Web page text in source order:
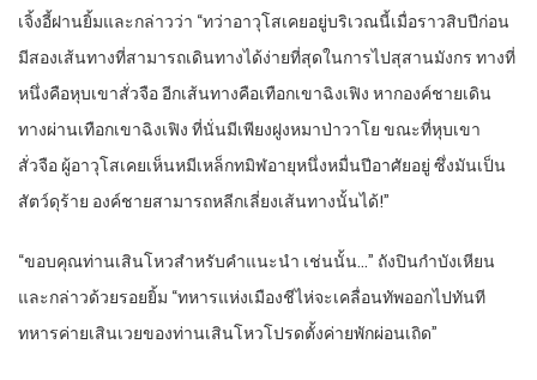
เจิ้งอี้ฝานยิ้มและกล่าวว่า “ทว่าอาวุโสเคยอยู่บริเวณนี้เมื่อราวสิบปีก่อน
มีสองเส้นทางที่สามารถเดินทางได้ง่ายที่สุดในการไปสุสานมังกร ทางที่
หนึ่งคือหุบเขาสั่วจือ อีกเส้นทางคือเทือกเขาฉิงเฟิง หากองค์ชายเดิน
ทางผ่านเทือกเขาฉิงเฟิง ที่นั่นมีเพียงฝูงหมาป่าวาโย ขณะที่หุบเขา
สั่วจือ ผู้อาวุโสเคยเห็นหมีเหล็กทมิฬอายุหนึ่งหมื่นปีอาศัยอยู่ ซึ่งมันเป็น
สัตว์ดุร้าย องค์ชายสามารถหลีกเลี่ยงเส้นทางนั้นได้!”
“ขอบคุณท่านเสินโหวสำหรับคำแนะนำ เช่นนั้น…” ถังปินกำบังเหียน
และกล่าวด้วยรอยยิ้ม “ทหารแห่งเมืองชีไห่จะเคลื่อนทัพออกไปทันที
ทหารค่ายเสินเวยของท่านเสินโหวโปรดตั้งค่ายพักผ่อนเถิด”